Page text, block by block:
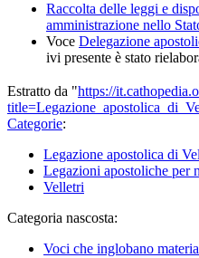
Raccolta delle leggi e
amministrazione nello
Voce Delegazione
ivi presente è stato
Estratto da "https://
Categorie:
Legazione apostolica di
Legazioni apostoliche per
Velletri
Categoria nascosta:
Voci che inglobano